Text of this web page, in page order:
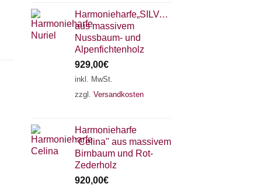
Harmonieharfe„SILVANA"
aus massivem
Nussbaum- und
Alpenfichtenholz
929,00€
inkl. MwSt.
zzgl. Versandkosten
Harmonieharfe
"Celina" aus massivem
Birnbaum und Rot-
Zederholz
920,00€
18 SAITEN 21 SAITEN 25 SAITEN
AKKORDZITHER